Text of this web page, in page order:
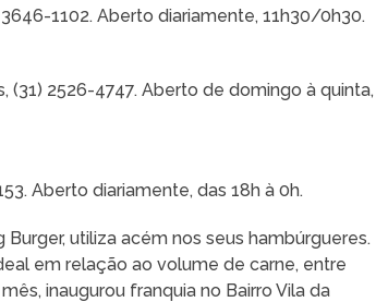
1102. Aberto diariamente, 11h30/0h30.
(31) 2526-4747. Aberto de domingo à quinta,
Aberto diariamente, das 18h à 0h.
Burger, utiliza acém nos seus hambúrgueres.
em relação ao volume de carne, entre
inaugurou franquia no Bairro Vila da